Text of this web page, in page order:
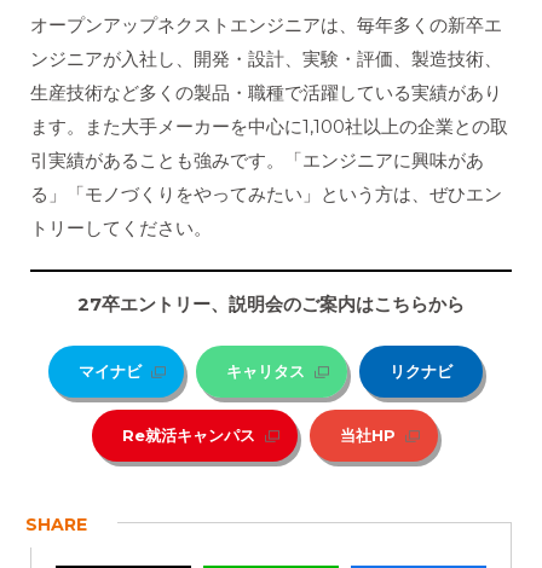
オープンアップネクストエンジニアは、毎年多くの新卒エ
ンジニアが入社し、開発・設計、実験・評価、製造技術、
生産技術など多くの製品・職種で活躍している実績があり
ます。また大手メーカーを中心に1,100社以上の企業との取
引実績があることも強みです。「エンジニアに興味があ
る」「モノづくりをやってみたい」という方は、ぜひエン
トリーしてください。
27卒エントリー、説明会のご案内はこちらから
マイナビ キャリタス リクナビ
Re就活キャンパス 当社HP
SHARE